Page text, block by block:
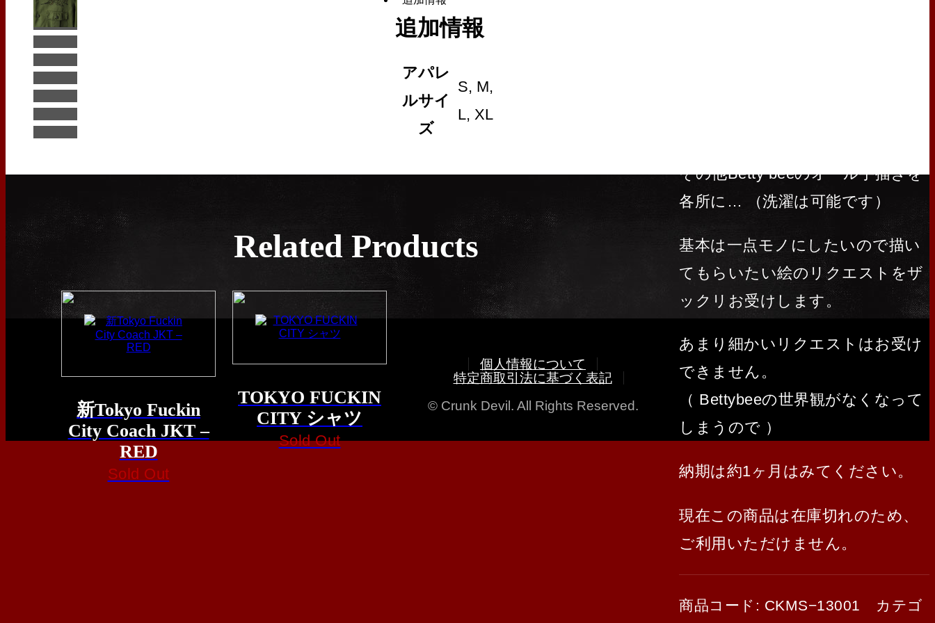
その他Betty beeのオール手描きを
各所に… （洗濯は可能です）
基本は一点モノにしたいので描い
てもらいたい絵のリクエストをザ
ックリお受けします。
あまり細かいリクエストはお受け
できません。
（ Bettybeeの世界観がなくなって
しまうので ）
納期は約1ヶ月はみてください。
現在この商品は在庫切れのため、
ご利用いただけません。
商品コード: CKMS−13001 カテゴ
追加情報
アパレ
ルサイ
ズ
S, M,
L, XL
Related Products
新Tokyo Fuckin
City Coach JKT –
RED
Sold Out
TOKYO FUCKIN
CITY シャツ
Sold Out
個人情報について
特定商取引法に基づく表記
© Crunk Devil. All Rights Reserved.